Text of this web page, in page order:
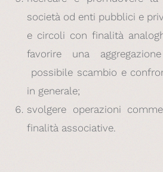
società od enti pubblici e
e circoli con finalità
favorire una
possibile scambio e
in generale;
svolgere operazioni
finalità associative.